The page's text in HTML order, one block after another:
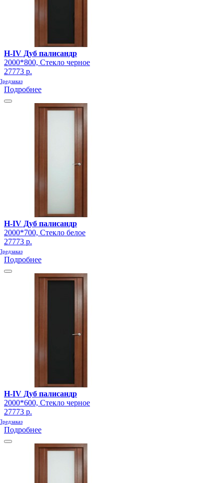
H-IV Дуб палисандр
2000*800, Стекло черное
27773 р.
Подробнее
H-IV Дуб палисандр
2000*700, Стекло белое
27773 р.
Подробнее
H-IV Дуб палисандр
2000*600, Стекло черное
27773 р.
Подробнее